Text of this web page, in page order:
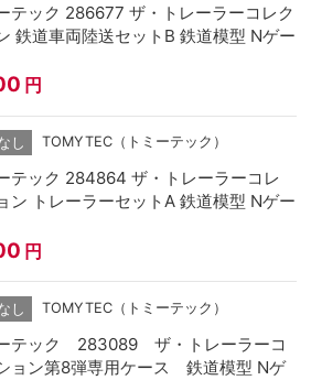
テック 286677 ザ・トレーラーコレク
鉄道車両陸送セットB 鉄道模型 Nゲー
円
し TOMYTEC（トミーテック）
テック 284864 ザ・トレーラーコレ
ン トレーラーセットA 鉄道模型 Nゲー
円
し TOMYTEC（トミーテック）
テック 283089 ザ・トレーラーコ
ョン第8弾専用ケース 鉄道模型 Nゲ